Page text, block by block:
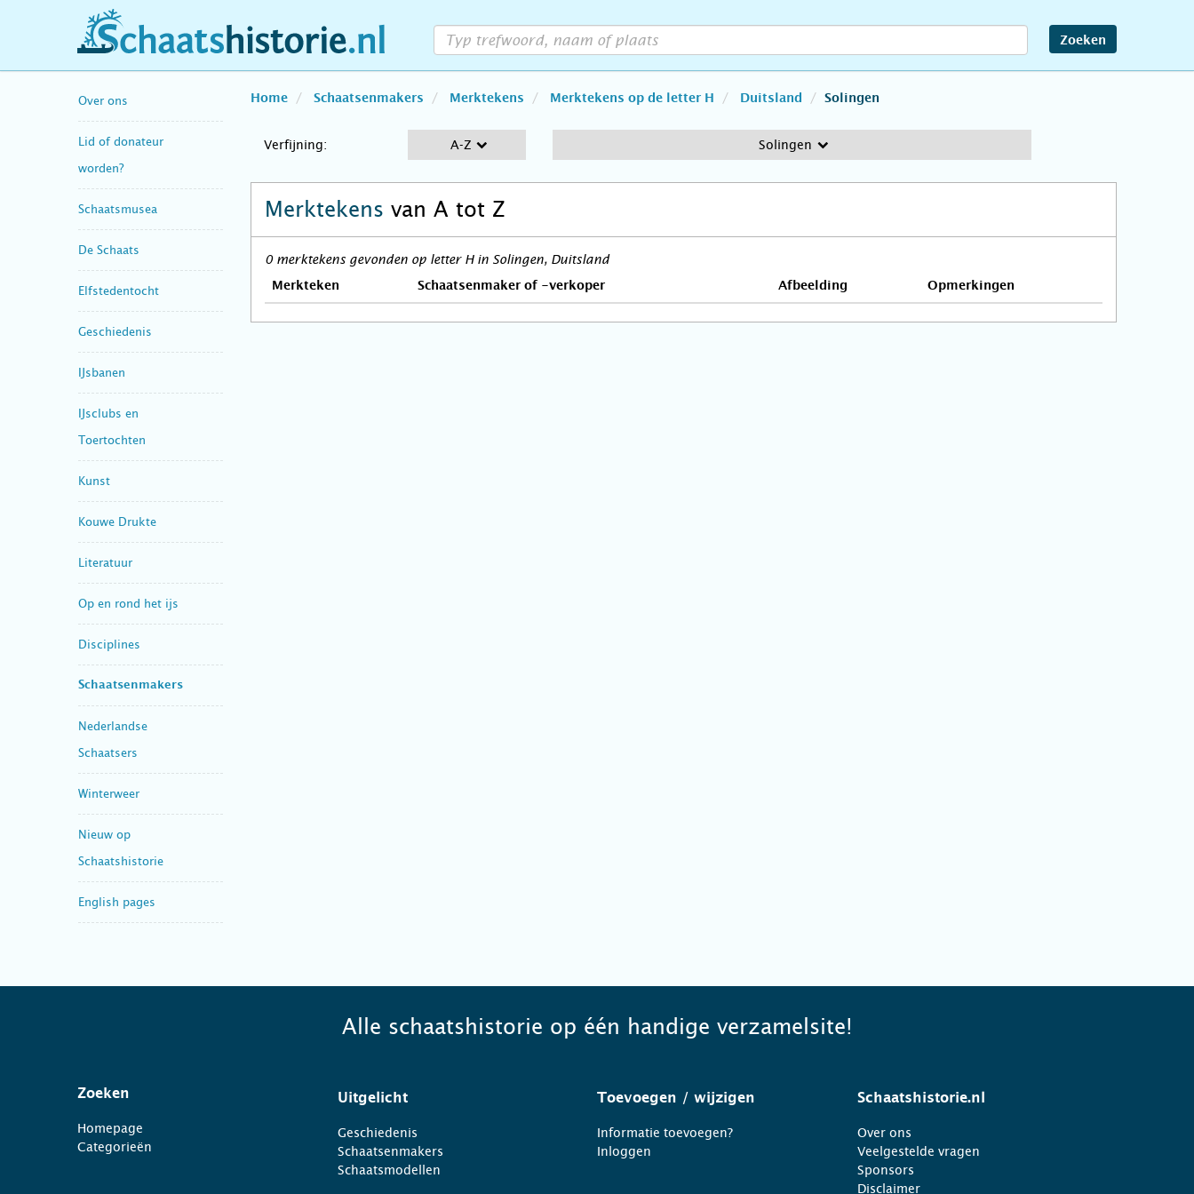
schaatshistorie.nl Zoeken
Over ons
Lid of donateur
worden?
Schaatsmusea
De Schaats
Elfstedentocht
Geschiedenis
IJsbanen
IJsclubs en
Toertochten
Kunst
Kouwe Drukte
Literatuur
Op en rond het ijs
Disciplines
Schaatsenmakers
Nederlandse
Schaatsers
Winterweer
Nieuw op
Schaatshistorie
English pages
Home Schaatsenmakers Merktekens Merktekens op de letter H Duitsland Solingen
Verfijning: A-Z Solingen
Merktekens van A tot Z
0 merktekens gevonden op letter H in Solingen, Duitsland
Merkteken Schaatsenmaker of -verkoper Afbeelding Opmerkingen
Alle schaatshistorie op één handige verzamelsite!
Zoeken
Homepage
Categorieën
Uitgelicht
Geschiedenis
Schaatsenmakers
Schaatsmodellen
Toevoegen / wijzigen
Informatie toevoegen?
Inloggen
Schaatshistorie.nl
Over ons
Veelgestelde vragen
Sponsors
Disclaimer